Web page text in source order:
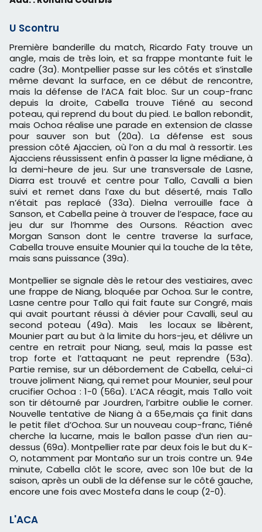
U Scontru
Première banderille du match, Ricardo Faty trouve un
angle, mais de très loin, et sa frappe montante fuit le
cadre (3a). Montpellier passe sur les côtés et s’installe
même devant la surface, en ce début de rencontre,
mais la défense de l’ACA fait bloc. Sur un coup-franc
depuis la droite, Cabella trouve Tiéné au second
poteau, qui reprend du bout du pied. Le ballon rebondit,
mais Ochoa réalise une parade en extension de classe
pour sauver son but (20a). La défense est sous
pression côté Ajaccien, où l’on a du mal à ressortir. Les
Ajacciens réussissent enfin à passer la ligne médiane, à
la demi-heure de jeu. Sur une transversale de Lasne,
Diarra est trouvé et centre pour Tallo, Cavalli a bien
suivi et remet dans l’axe du but déserté, mais Tallo
n’était pas replacé (33a). Dielna verrouille face à
Sanson, et Cabella peine à trouver de l’espace, face au
jeu dur sur l’homme des Oursons. Réaction avec
Morgan Sanson dont le centre traverse la surface,
Cabella trouve ensuite Mounier qui la touche de la tête,
mais sans puissance (39a).
Montpellier se signale dès le retour des vestiaires, avec
une frappe de Niang, bloquée par Ochoa. Sur le contre,
Lasne centre pour Tallo qui fait faute sur Congré, mais
qui avait pourtant réussi à dévier pour Cavalli, seul au
second poteau (49a). Mais les locaux se libèrent,
Mounier part au but à la limite du hors-jeu, et délivre un
centre en retrait pour Niang, seul, mais la passe est
trop forte et l’attaquant ne peut reprendre (53a).
Partie remise, sur un débordement de Cabella, celui-ci
trouve joliment Niang, qui remet pour Mounier, seul pour
crucifier Ochoa : 1-0 (56a). L’ACA réagit, mais Tallo voit
son tir détourné par Jourdren, l’arbitre oublie le corner.
Nouvelle tentative de Niang à a 65e,mais ça finit dans
le petit filet d’Ochoa. Sur un nouveau coup-franc, Tiéné
cherche la lucarne, mais le ballon passe d’un rien au-
dessus (69a). Montpellier rate par deux fois le but du K-
O, notamment par Montaño sur un trois contre un. 94e
minute, Cabella clôt le score, avec son 10e but de la
saison, après un oubli de la défense sur le côté gauche,
encore une fois avec Mostefa dans le coup (2-0).
L'ACA